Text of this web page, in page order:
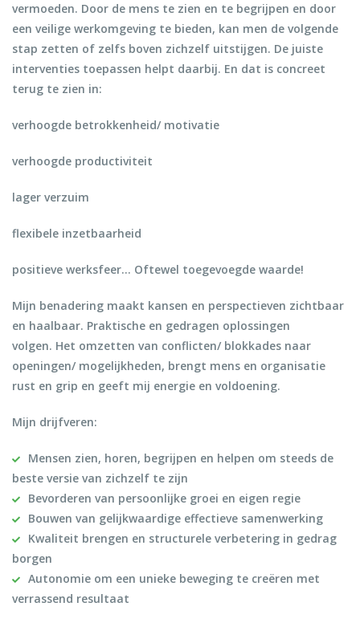
vermoeden. Door de mens te zien en te begrijpen en door
een veilige werkomgeving te bieden, kan men de volgende
stap zetten of zelfs boven zichzelf uitstijgen. De juiste
interventies toepassen helpt daarbij. En dat is concreet
terug te zien in:
verhoogde betrokkenheid/ motivatie
verhoogde productiviteit
lager verzuim
flexibele inzetbaarheid
positieve werksfeer... Oftewel toegevoegde waarde!
Mijn benadering maakt kansen en perspectieven zichtbaar
en haalbaar. Praktische en gedragen oplossingen
volgen. Het omzetten van conflicten/ blokkades naar
openingen/ mogelijkheden, brengt mens en organisatie
rust en grip en geeft mij energie en voldoening.
Mijn drijfveren:
Mensen zien, horen, begrijpen en helpen om steeds de
beste versie van zichzelf te zijn
Bevorderen van persoonlijke groei en eigen regie
Bouwen van gelijkwaardige effectieve samenwerking
Kwaliteit brengen en structurele verbetering in gedrag
borgen
Autonomie om een unieke beweging te creëren met
verrassend resultaat